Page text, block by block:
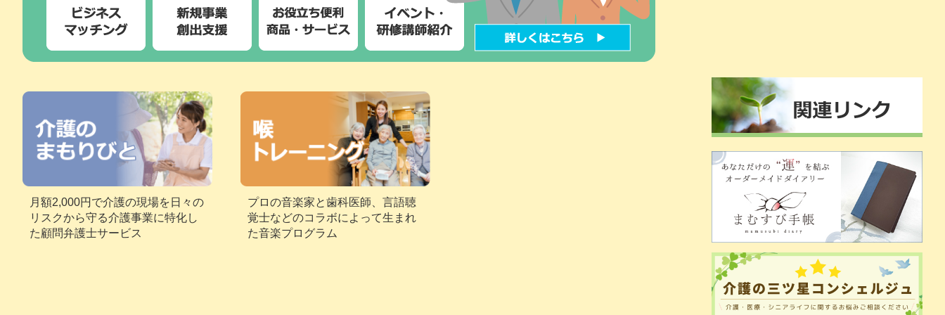
月額2,000円で介護の現場を日々の
リスクから守る介護事業に特化し
た顧問弁護士サービス
プロの音楽家と歯科医師、言語聴
覚士などのコラボによって生まれ
た音楽プログラム